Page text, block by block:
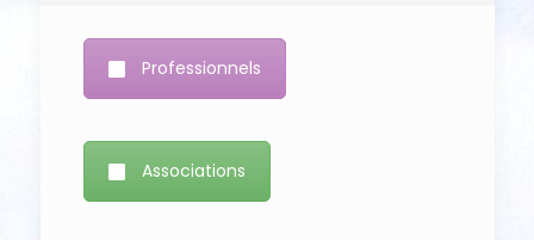
Professionnels
Associations